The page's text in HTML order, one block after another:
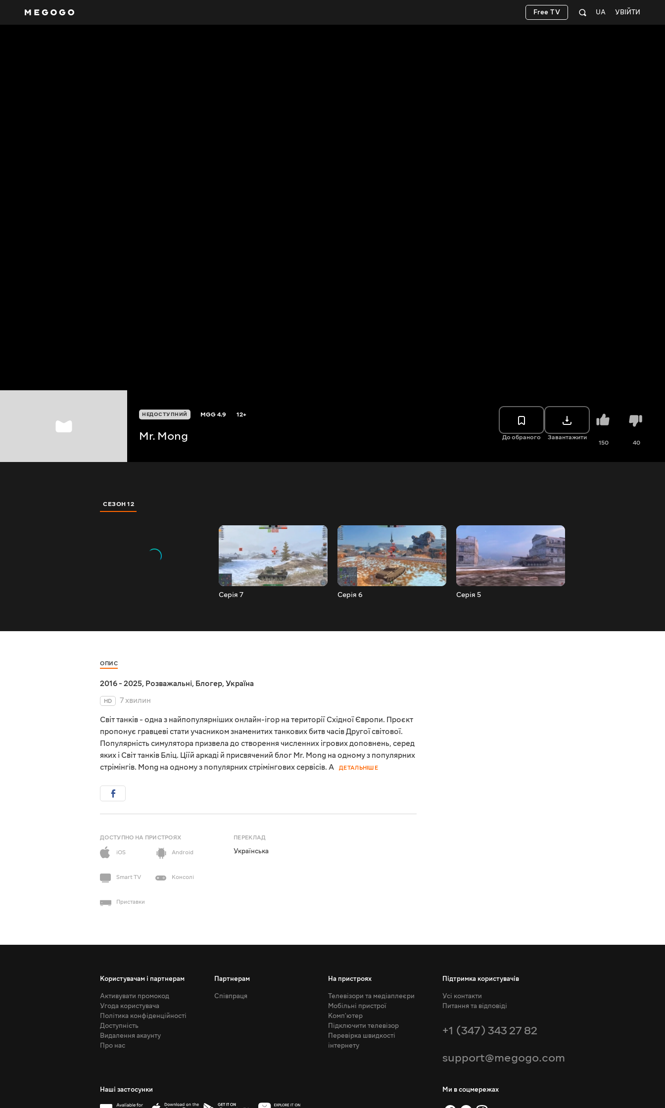
УВІЙТИ
UA
Free TV
НЕДОСТУПНИЙ MGG4.9 12+
Mr. Mong До обраного Завантажити
150 40
СЕЗОН 12
Серія 7 Серія 6 Серія 5
ОПИС
2016 - 2025, Розважальні, Блогер, Україна
HD
7 хвилин
Світ танків - одна з найпопулярніших онлайн-ігор на території Східної Європи. Проєкт
пропонує гравцеві стати учасником знаменитих танкових битв часів Другої світової.
Популярність симулятора призвела до створення численних ігрових доповнень, серед
яких і Світ танків Бліц. Ціїй аркаді й присвячений блог Mr. Mong на одному з популярних
стрімінгів. Mong на одному з популярних стрімінгових сервісів. А
ДЕТАЛЬНІШЕ
ДОСТУПНО НА ПРИСТРОЯХ
iOS
Android
Smart TV Консолі
Приставки
ПЕРЕКЛАД
Українська
Користувачам і партнерам
Активувати промокод
Угода користувача
Політика конфіденційності
Доступність
Видалення акаунту
Про нас
Партнерам
Співпраця
На пристроях
Телевізори та медіаплеєри
Мобільні пристрої
Комп'ютер
Підключити телевізор
Перевірка швидкості
інтернету
Підтримка користувачів
Усі контакти
Питання та відповіді
+1 (347) 343 27 82
support@megogo.com
Наші застосунки Ми в соцмережах